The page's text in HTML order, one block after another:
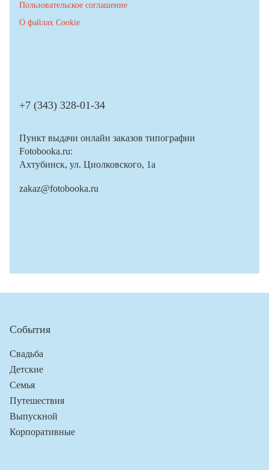
Пользовательское соглашение
О файлах Cookie
+7 (343) 328-01-34
Пункт выдачи онлайн заказов типографии
Fotobooka.ru:
Ахтубинск, ул. Циолковского, 1а
zakaz@fotobooka.ru
События
Свадьба
Детские
Семья
Путешествия
Выпускной
Корпоративные